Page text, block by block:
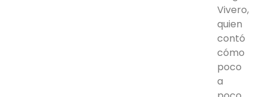
Vivero,
quien
contó
cómo
poco
a